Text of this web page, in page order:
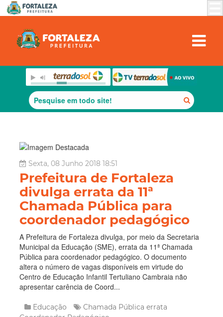
Sexta, 08 Junho 2018 18:51
Prefeitura de Fortaleza
divulga errata da 11ª
Chamada Pública para
coordenador pedagógico
A Prefeitura de Fortaleza divulga, por meio da Secretaria
Municipal da Educação (SME), errata da 11ª Chamada
Pública para coordenador pedagógico. O documento
altera o número de vagas disponíveis em virtude do
Centro de Educação Infantil Tertuliano Cambraia não
apresentar carência de Coord...
Educação Chamada Pública errata